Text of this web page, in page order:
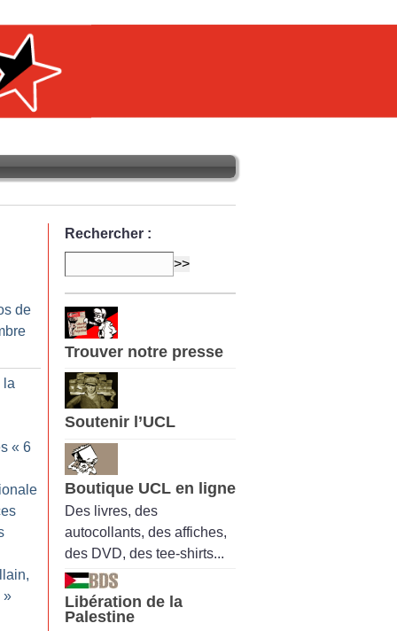
de
la
« 6
»
Rechercher :
Trouver notre presse
Soutenir l’UCL
Boutique UCL en ligne
Des livres, des
autocollants, des affiches,
des DVD, des tee-shirts...
Libération de la
Palestine